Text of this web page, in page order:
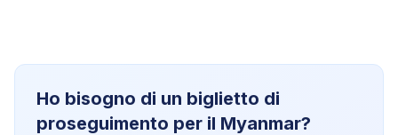
Ho bisogno di un biglietto di
proseguimento per il Myanmar?